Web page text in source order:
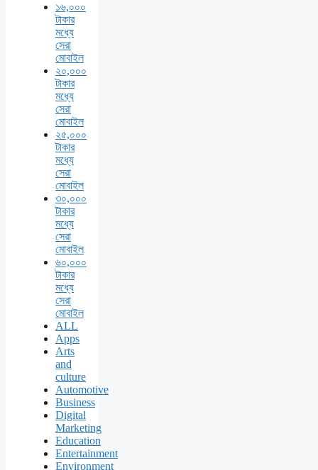
১৬,০০০
টাকার
মধ্যে
সেরা
মোবাইল
২০,০০০
টাকার
মধ্যে
সেরা
মোবাইল
২৫,০০০
টাকার
মধ্যে
সেরা
মোবাইল
৩০,০০০
টাকার
মধ্যে
সেরা
মোবাইল
৬০,০০০
টাকার
মধ্যে
সেরা
মোবাইল
ALL
Apps
Arts
and
culture
Automotive
Business
Digital
Marketing
Education
Entertainment
Environment